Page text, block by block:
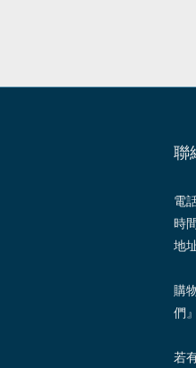
聯
電
時
地
購
們
若